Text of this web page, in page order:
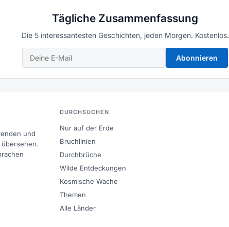
Tägliche Zusammenfassung
Die 5 interessantesten Geschichten, jeden Morgen. Kostenlos.
Abonnieren
und
DURCHSUCHEN
Nur auf der Erde
Bruchlinien
Durchbrüche
Wilde Entdeckungen
Kosmische Wache
Themen
Alle Länder